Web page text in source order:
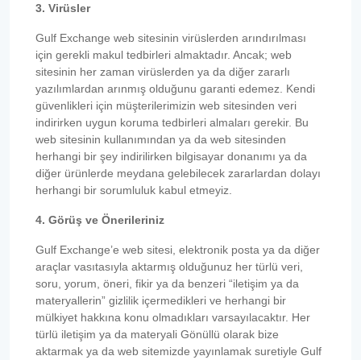
3. Virüsler
Gulf Exchange web sitesinin virüslerden arındırılması
için gerekli makul tedbirleri almaktadır. Ancak; web
sitesinin her zaman virüslerden ya da diğer zararlı
yazılımlardan arınmış olduğunu garanti edemez. Kendi
güvenlikleri için müşterilerimizin web sitesinden veri
indirirken uygun koruma tedbirleri almaları gerekir. Bu
web sitesinin kullanımından ya da web sitesinden
herhangi bir şey indirilirken bilgisayar donanımı ya da
diğer ürünlerde meydana gelebilecek zararlardan dolayı
herhangi bir sorumluluk kabul etmeyiz.
4. Görüş ve Önerileriniz
Gulf Exchange’e web sitesi, elektronik posta ya da diğer
araçlar vasıtasıyla aktarmış olduğunuz her türlü veri,
soru, yorum, öneri, fikir ya da benzeri “iletişim ya da
materyallerin” gizlilik içermedikleri ve herhangi bir
mülkiyet hakkına konu olmadıkları varsayılacaktır. Her
türlü iletişim ya da materyali Gönüllü olarak bize
aktarmak ya da web sitemizde yayınlamak suretiyle Gulf